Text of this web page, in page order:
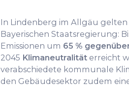
In Lindenberg im Allgäu gelten
Bayerischen Staatsregierung:
Emissionen um 65 %
2045 Klimaneutralität erreicht
verabschiedete kommunale
den Gebäudesektor zudem